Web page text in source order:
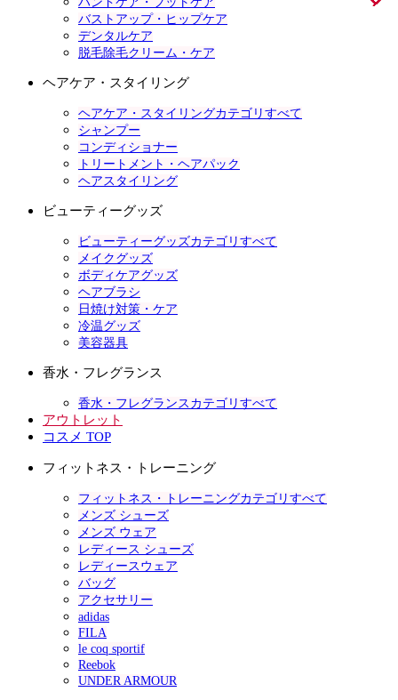
バストアップ・ヒップケア
デンタルケア
脱毛除毛クリーム・ケア
ヘアケア・スタイリング
ヘアケア・スタイリングカテゴリすべて
シャンプー
コンディショナー
トリートメント・ヘアパック
ヘアスタイリング
ビューティーグッズ
ビューティーグッズカテゴリすべて
メイクグッズ
ボディケアグッズ
ヘアブラシ
日焼け対策・ケア
冷温グッズ
美容器具
香水・フレグランス
香水・フレグランスカテゴリすべて
アウトレット
コスメ TOP
フィットネス・トレーニング
フィットネス・トレーニングカテゴリすべて
メンズ シューズ
メンズ ウェア
レディース シューズ
レディースウェア
バッグ
アクセサリー
adidas
FILA
le coq sportif
Reebok
UNDER ARMOUR